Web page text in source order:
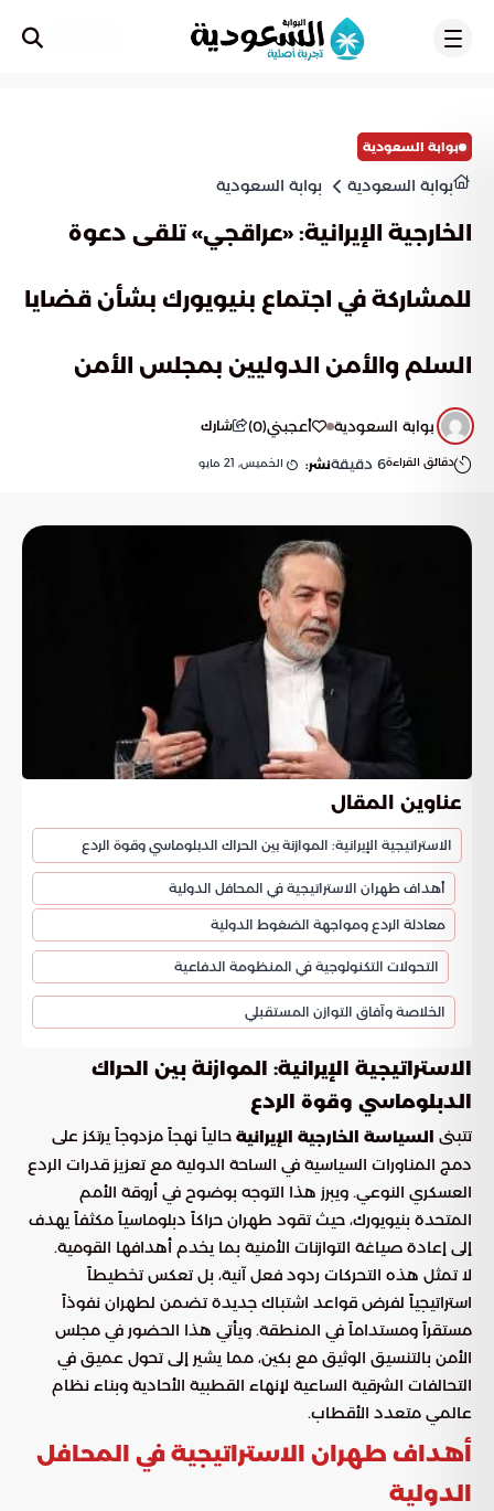
بوابة السعودية
بوابة السعودية بوابة السعودية
الخارجية الإيرانية: «عراقجي» تلقى دعوة
للمشاركة في اجتماع بنيويورك بشأن قضايا
السلم والأمن الدوليين بمجلس الأمن
بوابة السعودية أعجبني(
0
) شارك
دقائق القراءة6 دقيقةنشر: الخميس, 21 مايو
عناوين المقال
الاستراتيجية الإيرانية: الموازنة بين الحراك الدبلوماسي وقوة الردع
أهداف طهران الاستراتيجية في المحافل الدولية
معادلة الردع ومواجهة الضغوط الدولية
التحولات التكنولوجية في المنظومة الدفاعية
الخلاصة وآفاق التوازن المستقبلي
الاستراتيجية الإيرانية: الموازنة بين الحراك
الدبلوماسي وقوة الردع
تتبنى السياسة الخارجية الإيرانية حالياً نهجاً مزدوجاً يرتكز على
دمج المناورات السياسية في الساحة الدولية مع تعزيز قدرات الردع
العسكري النوعي. ويبرز هذا التوجه بوضوح في أروقة الأمم
المتحدة بنيويورك، حيث تقود طهران حراكاً دبلوماسياً مكثفاً يهدف
إلى إعادة صياغة التوازنات الأمنية بما يخدم أهدافها القومية.
لا تمثل هذه التحركات ردود فعل آنية، بل تعكس تخطيطاً
استراتيجياً لفرض قواعد اشتباك جديدة تضمن لطهران نفوذاً
مستقراً ومستداماً في المنطقة. ويأتي هذا الحضور في مجلس
الأمن بالتنسيق الوثيق مع بكين، مما يشير إلى تحول عميق في
التحالفات الشرقية الساعية لإنهاء القطبية الأحادية وبناء نظام
عالمي متعدد الأقطاب.
أهداف طهران الاستراتيجية في المحافل
الدولية